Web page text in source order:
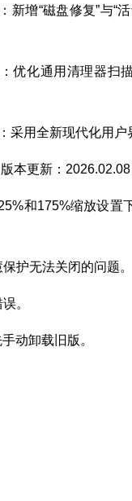
新增“磁盘修复”与“
优化通用清理器扫
采用全新现代化用户
本更新：2026.02.08
和175%缩放设置
护无法关闭的问题。
。
动卸载旧版。